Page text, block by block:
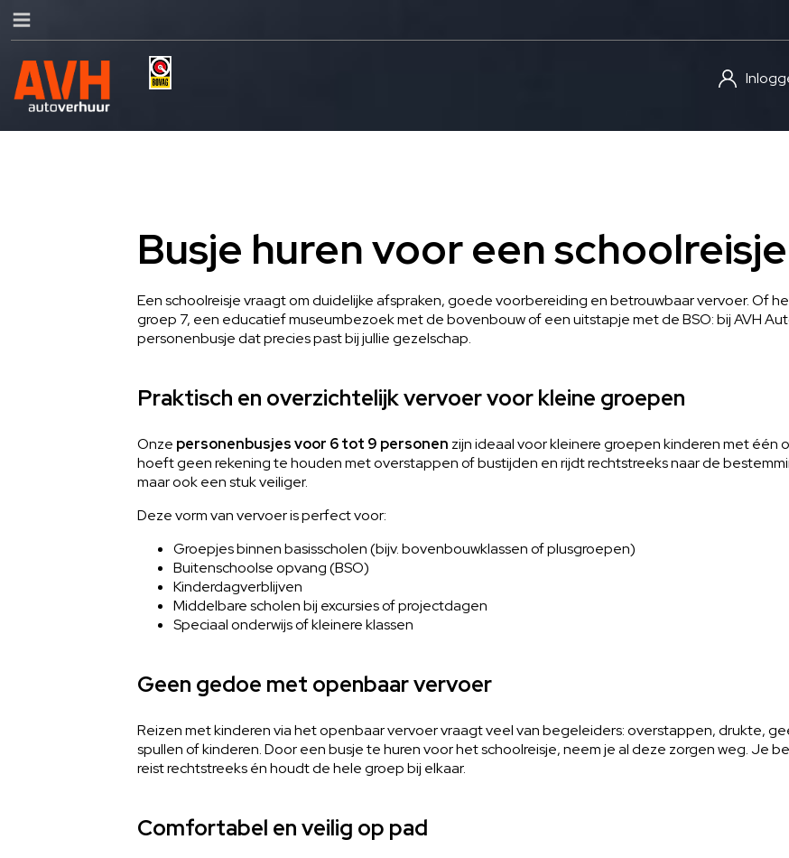
Busje huren voor een schoolreisje
Een schoolreisje vraagt om duidelijke afspraken, goede voorbereiding en betrouwbaar vervoer. Of
groep 7, een educatief museumbezoek met de bovenbouw of een uitstapje met de BSO: bij AVH
personenbusje dat precies past bij jullie gezelschap.
Praktisch en overzichtelijk vervoer voor kleine groepen
Onze personenbusjes voor 6 tot 9 personen zijn ideaal voor kleinere groepen kinderen met één
hoeft geen rekening te houden met overstappen of bustijden en rijdt rechtstreeks naar de
maar ook een stuk veiliger.
Deze vorm van vervoer is perfect voor:
Groepjes binnen basisscholen (bijv. bovenbouwklassen of plusgroepen)
Buitenschoolse opvang (BSO)
Kinderdagverblijven
Middelbare scholen bij excursies of projectdagen
Speciaal onderwijs of kleinere klassen
Geen gedoe met openbaar vervoer
Reizen met kinderen via het openbaar vervoer vraagt veel van begeleiders: overstappen, drukte,
spullen of kinderen. Door een busje te huren voor het schoolreisje, neem je al deze zorgen weg. Je
reist rechtstreeks én houdt de hele groep bij elkaar.
Comfortabel en veilig op pad